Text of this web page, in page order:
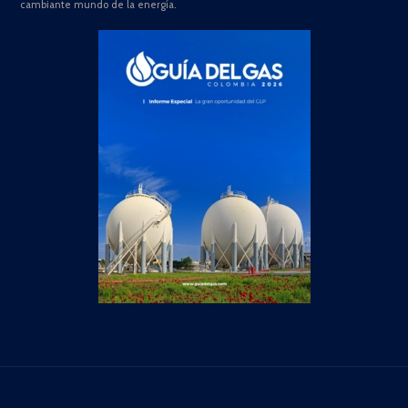
cambiante mundo de la energía.